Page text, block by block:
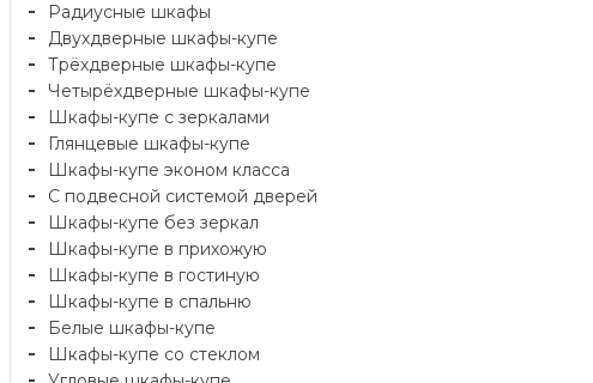
Радиусные шкафы
Двухдверные шкафы-купе
Трёхдверные шкафы-купе
Четырёхдверные шкафы-купе
Шкафы-купе с зеркалами
Глянцевые шкафы-купе
Шкафы-купе эконом класса
С подвесной системой дверей
Шкафы-купе без зеркал
Шкафы-купе в прихожую
Шкафы-купе в гостиную
Шкафы-купе в спальню
Белые шкафы-купе
Шкафы-купе со стеклом